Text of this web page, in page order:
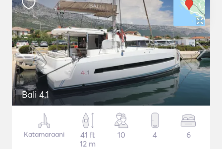
Bali 4.1
Katamaraani
41 ft
12 m
10 4 6